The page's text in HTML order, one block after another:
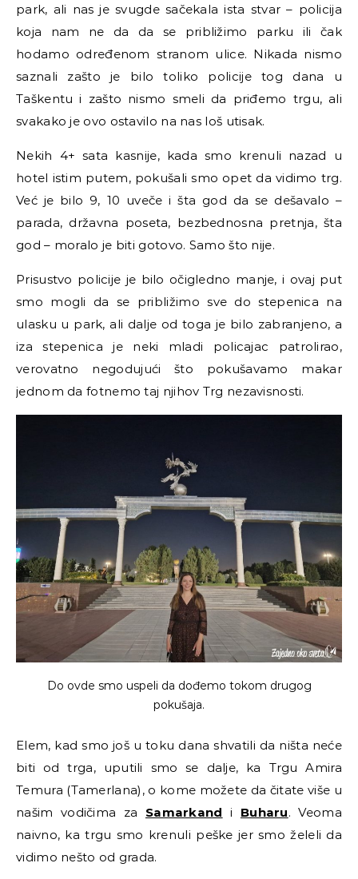
park, ali nas je svugde sačekala ista stvar – policija
koja nam ne da da se približimo parku ili čak
hodamo određenom stranom ulice. Nikada nismo
saznali zašto je bilo toliko policije tog dana u
Taškentu i zašto nismo smeli da priđemo trgu, ali
svakako je ovo ostavilo na nas loš utisak.
Nekih 4+ sata kasnije, kada smo krenuli nazad u
hotel istim putem, pokušali smo opet da vidimo trg.
Već je bilo 9, 10 uveče i šta god da se dešavalo –
parada, državna poseta, bezbednosna pretnja, šta
god – moralo je biti gotovo. Samo što nije.
Prisustvo policije je bilo očigledno manje, i ovaj put
smo mogli da se približimo sve do stepenica na
ulasku u park, ali dalje od toga je bilo zabranjeno, a
iza stepenica je neki mladi policajac patrolirao,
verovatno negodujući što pokušavamo makar
jednom da fotnemo taj njihov Trg nezavisnosti.
Do ovde smo uspeli da dođemo tokom drugog
pokušaja.
Elem, kad smo još u toku dana shvatili da ništa neće
biti od trga, uputili smo se dalje, ka Trgu Amira
Temura (Tamerlana), o kome možete da čitate više u
našim vodičima za Samarkand i Buharu. Veoma
naivno, ka trgu smo krenuli peške jer smo želeli da
vidimo nešto od grada.